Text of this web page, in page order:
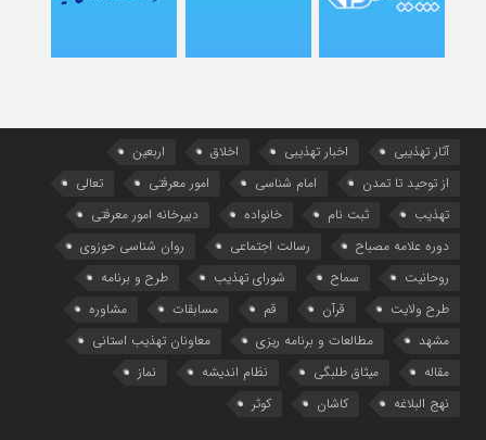
آثار تهذیبی اخبار تهذیبی اخلاق
اربعین
از توحید تا تمدن
امام شناسی امور معرفتی
تعالی
تهذیب
ثبت نام خانواده
دبیرخانه امور معرفتی
دوره علامه مصباح
رسالت اجتماعی
روان شناسی حوزوی
روحانیت
سماح شورای تهذیب
طرح و برنامه
طرح ولایت
قرآن قم مسابقات
مشاوره
مشهد
مطالعات و برنامه ریزی
معاونان تهذیب استانی
مقاله
میثاق طلبگی نظام اندیشه
نماز
نهج البلاغه
کاشان کوثر